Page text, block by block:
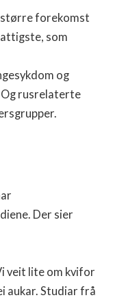
større forekomst
som
og
Og rusrelaterte
Der sier
veit lite om kvifor
aukar. Studiar frå